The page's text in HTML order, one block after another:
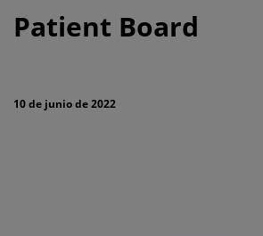
Patient
Patient Board
10 de junio de 2022